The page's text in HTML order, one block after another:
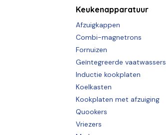
Keukenapparatuur
Afzuigkappen
Combi-magnetrons
Fornuizen
Geïntegreerde vaatwassers
Inductie kookplaten
Koelkasten
Kookplaten met afzuiging
Quookers
Vriezers